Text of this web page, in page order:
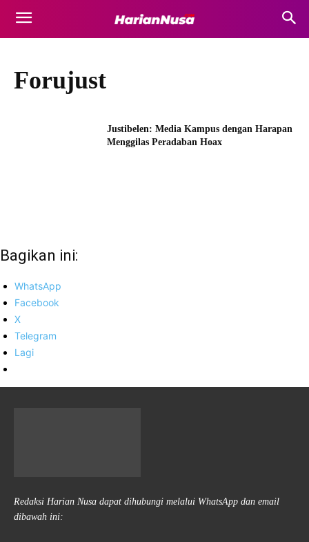
Forujust
Justibelen: Media Kampus dengan Harapan
Menggilas Peradaban Hoax
Bagikan ini:
WhatsApp
Facebook
X
Telegram
Lagi
Redaksi Harian Nusa dapat dihubungi melalui WhatsApp dan email
dibawah ini: